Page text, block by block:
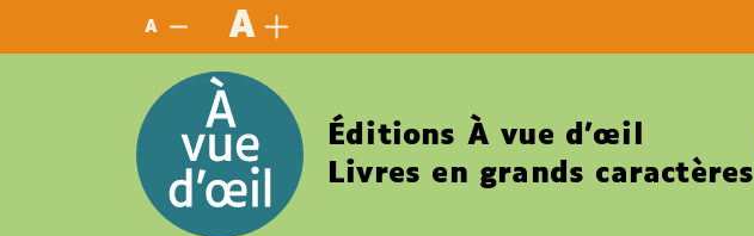
A A
Éditions À vue d’œil
Livres en grands caractères
Panneau de gestion des cookies